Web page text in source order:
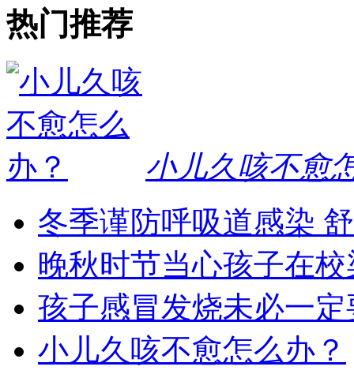
热门推荐
小儿久咳不愈
冬季谨防呼吸道感染
晚秋时节当心孩子在
孩子感冒发烧未必一
小儿久咳不愈怎么办？